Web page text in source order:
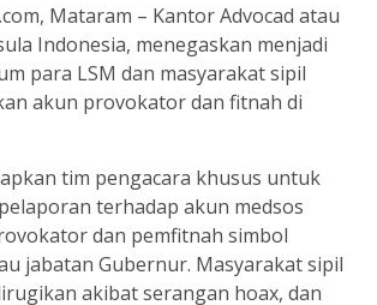
Mataram – Kantor Advocad atau
Indonesia, menegaskan menjadi
para LSM dan masyarakat sipil
akun provokator dan fitnah di
tim pengacara khusus untuk
terhadap akun medsos
dan pemfitnah simbol
jabatan Gubernur. Masyarakat sipil
akibat serangan hoax, dan